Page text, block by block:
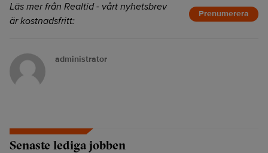
Läs mer från Realtid - vårt nyhetsbrev
är kostnadsfritt:
Prenumerera
administrator
Senaste lediga jobben